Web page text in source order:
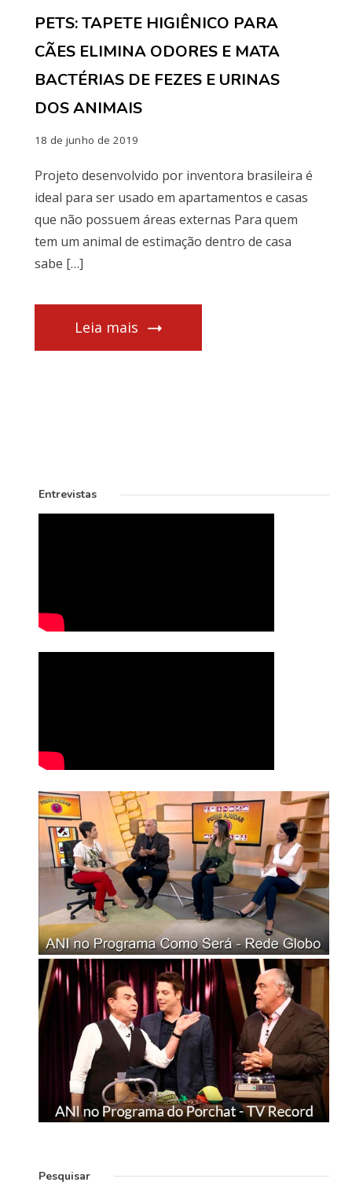
PETS: TAPETE HIGIÊNICO PARA
CÃES ELIMINA ODORES E MATA
BACTÉRIAS DE FEZES E URINAS
DOS ANIMAIS
18 de junho de 2019
Projeto desenvolvido por inventora brasileira é
ideal para ser usado em apartamentos e casas
que não possuem áreas externas Para quem
tem um animal de estimação dentro de casa
sabe […]
Leia mais
Entrevistas
Pesquisar